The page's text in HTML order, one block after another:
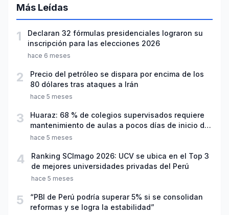
Más Leídas
1
Declaran 32 fórmulas presidenciales lograron su
inscripción para las elecciones 2026
hace 6 meses
2
Precio del petróleo se dispara por encima de los
80 dólares tras ataques a Irán
hace 5 meses
3
Huaraz: 68 % de colegios supervisados requiere
mantenimiento de aulas a pocos días de inicio del
año escolar 2026
hace 5 meses
4
Ranking SCImago 2026: UCV se ubica en el Top 3
de mejores universidades privadas del Perú
hace 5 meses
5
“PBI de Perú podría superar 5% si se consolidan
reformas y se logra la estabilidad”